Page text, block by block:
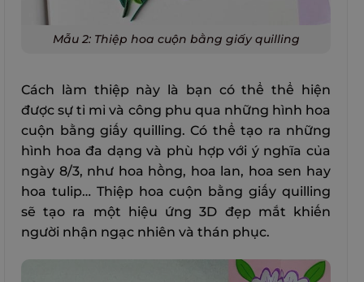
Mẫu 2: Thiệp hoa cuộn bằng giấy quilling
Cách làm thiệp này là bạn có thể thể hiện
được sự tỉ mỉ và công phu qua những hình hoa
cuộn bằng giấy quilling. Có thể tạo ra những
hình hoa đa dạng và phù hợp với ý nghĩa của
ngày 8/3, như hoa hồng, hoa lan, hoa sen hay
hoa tulip… Thiệp hoa cuộn bằng giấy quilling
sẽ tạo ra một hiệu ứng 3D đẹp mắt khiến
người nhận ngạc nhiên và thán phục.